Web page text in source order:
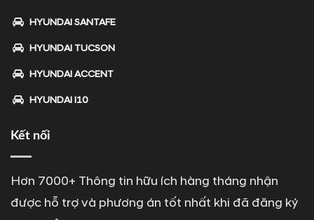
HYUNDAI SANTAFE
HYUNDAI TUCSON
HYUNDAI ACCENT
HYUNDAI I10
Kết nối
Hơn 7000+ Thông tin hữu ích hàng tháng nhận
được hỗ trợ và phương án tốt nhất khi đã đăng ký